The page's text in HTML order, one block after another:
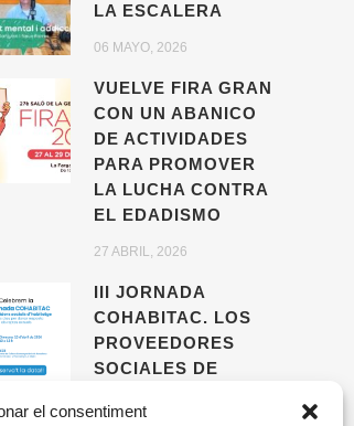
el consentiment
LA ESCALERA
06 MAYO, 2026
VUELVE FIRA GRAN
CON UN ABANICO
DE ACTIVIDADES
PARA PROMOVER
LA LUCHA CONTRA
EL EDADISMO
27 ABRIL, 2026
III JORNADA
COHABITAC. LOS
PROVEEDORES
SOCIALES DE
AGENTES CLAVE